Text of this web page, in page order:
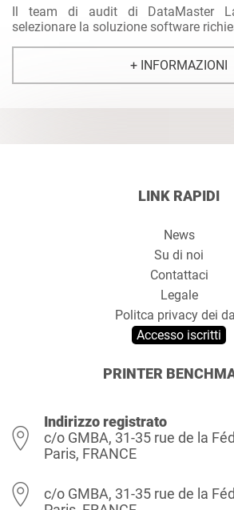
Il team di audit di DataMaster
selezionare la soluzione software
+ INFORMAZIONI
LINK RAPIDI
News
Su di noi
Contattaci
Legale
Politca privacy dei
Accesso iscritti
PRINTER
Indirizzo registrato
c/o GMBA, 31-35 rue de la
Paris, FRANCE
c/o GMBA, 31-35 rue de la